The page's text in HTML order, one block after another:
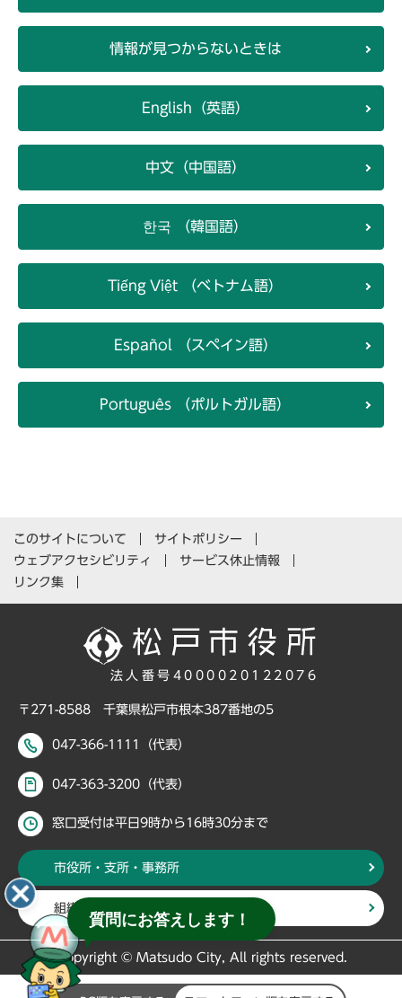
情報が見つからないときは
English（英語）
中文（中国語）
한국 （韓国語）
Tiếng Việt （ベトナム語）
Español （スペイン語）
Português （ポルトガル語）
このサイトについて
サイトポリシー
ウェブアクセシビリティ
サービス休止情報
リンク集
法人番号4000020122076
〒271-8588 千葉県松戸市根本387番地の5
047-366-1111（代表）
047-363-3200（代表）
窓口受付は平日9時から16時30分まで
市役所・支所・事務所
組織・部署から探す
Copyright © Matsudo City, All rights reserved.
質問にお答えします！